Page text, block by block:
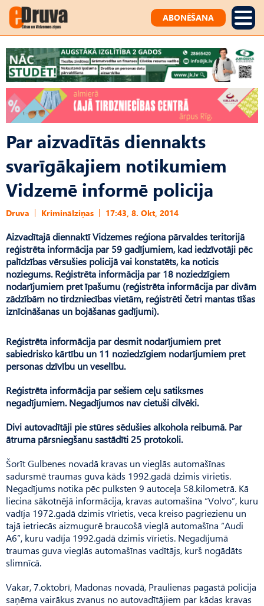
ABONĒŠANA
Par aizvadītās diennakts
svarīgākajiem notikumiem
Vidzemē informē policija
Druva Kriminālziņas 17:43, 8. Okt, 2014
Aizvadītajā diennaktī Vidzemes reģiona pārvaldes teritorijā
reģistrēta informācija par 59 gadījumiem, kad iedzīvotāji pēc
palīdzības vērsušies policijā vai konstatēts, ka noticis
noziegums. Reģistrēta informācija par 18 noziedzīgiem
nodarījumiem pret īpašumu (reģistrēta informācija par divām
zādzībām no tirdzniecības vietām, reģistrēti četri mantas tīšas
iznīcināšanas un bojāšanas gadījumi).
Reģistrēta informācija par desmit nodarījumiem pret
sabiedrisko kārtību un 11 noziedzīgiem nodarījumiem pret
personas dzīvību un veselību.
Reģistrēta informācija par sešiem ceļu satiksmes
negadījumiem. Negadījumos nav cietuši cilvēki.
Divi autovadītāji pie stūres sēdušies alkohola reibumā. Par
ātruma pārsniegšanu sastādīti 25 protokoli.
Šorīt Gulbenes novadā kravas un vieglās automašīnas
sadursmē traumas guva kāds 1992.gadā dzimis vīrietis.
Negadījums notika pēc pulksten 9 autoceļa 58.kilometrā. Kā
liecina sākotnējā informācija, kravas automašīna “Volvo”, kuru
vadīja 1972.gadā dzimis vīrietis, veca kreiso pagriezienu un
tajā ietriecās aizmugurē braucošā vieglā automašīna “Audi
A6”, kuru vadīja 1992.gadā dzimis vīrietis. Negadījumā
traumas guva vieglās automašīnas vadītājs, kurš nogādāts
slimnīcā.
Vakar, 7.oktobrī, Madonas novadā, Praulienas pagastā policija
saņēma vairākus zvanus no autovadītājiem par kādas kravas